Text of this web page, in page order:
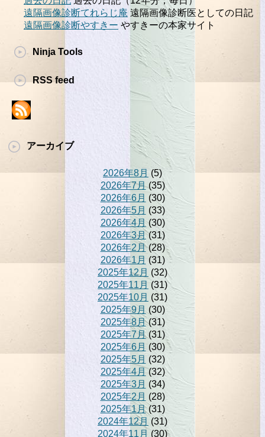
遠隔画像診断てれらじ庵 遠隔画像診断医としての日記
遠隔画像診断やすきー やすきーの本家サイト
Ninja Tools
RSS feed
アーカイブ
2026年8月 (5)
2026年7月(35)
2026年6月 (30)
2026年5月 (33)
2026年4月 (30)
2026年3月(31)
2026年2月(28)
2026年1月(31)
2025年12月 (32)
2025年11月 (31)
2025年10月 (31)
2025年9月 (30)
2025年8月(31)
2025年7月(31)
2025年6月 (30)
2025年5月 (32)
2025年4月 (32)
2025年3月 (34)
2025年2月 (28)
2025年1月(31)
2024年12月 (31)
2024年11月 (30)